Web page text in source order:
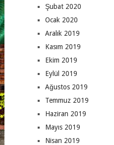
Şubat 2020
Ocak 2020
Aralık 2019
Kasım 2019
Ekim 2019
Eylül 2019
Ağustos 2019
Temmuz 2019
Haziran 2019
Mayıs 2019
Nisan 2019